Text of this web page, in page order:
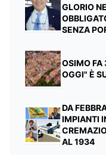
GLORIO
SENZA
OSIMO FA
OGGI" È
DA
IMPIANTI
AL 1934